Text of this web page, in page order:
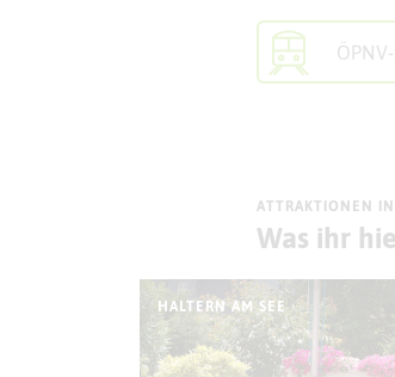
ATTRAKTIONEN
Was ihr
HALTERN AM SEE